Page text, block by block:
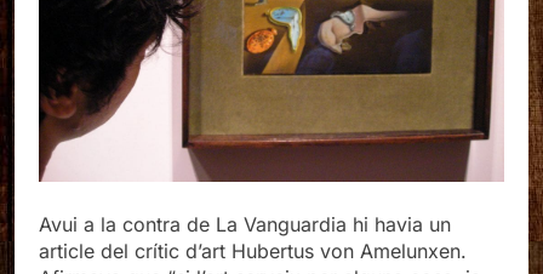
Avui a la contra de La Vanguardia hi havia un
article del crític d’art Hubertus von Amelunxen.